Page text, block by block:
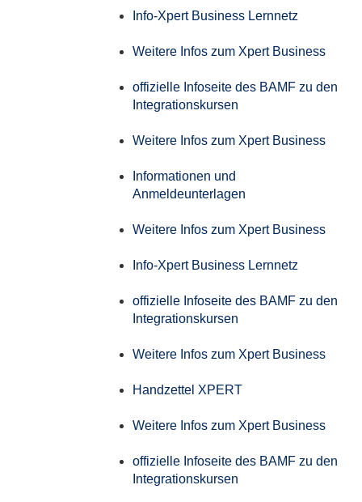
Info-Xpert Business Lernnetz
Weitere Infos zum Xpert Business
offizielle Infoseite des BAMF zu den
Integrationskursen
Weitere Infos zum Xpert Business
Informationen und
Anmeldeunterlagen
Weitere Infos zum Xpert Business
Info-Xpert Business Lernnetz
offizielle Infoseite des BAMF zu den
Integrationskursen
Weitere Infos zum Xpert Business
Handzettel XPERT
Weitere Infos zum Xpert Business
offizielle Infoseite des BAMF zu den
Integrationskursen